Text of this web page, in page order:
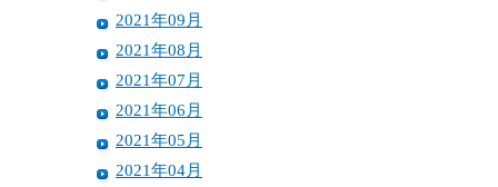
2021年09月
2021年08月
2021年07月
2021年06月
2021年05月
2021年04月